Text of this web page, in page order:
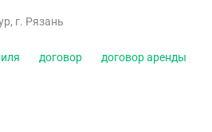
, г. Рязань
договор договор аренды